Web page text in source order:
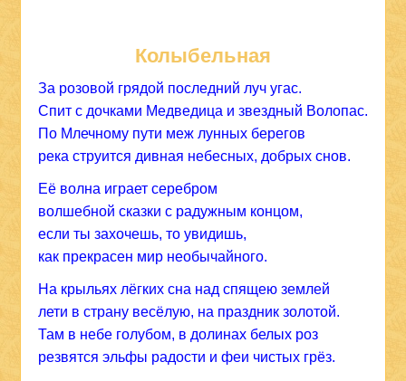
Колыбельная
За розовой грядой последний луч угас.
Спит с дочками Медведица и звездный Волопас.
По Млечному пути меж лунных берегов
река струится дивная небесных, добрых снов.
Её волна играет серебром
волшебной сказки с радужным концом,
если ты захочешь, то увидишь,
как прекрасен мир необычайного.
На крыльях лёгких сна над спящею землей
лети в страну весёлую, на праздник золотой.
Там в небе голубом, в долинах белых роз
резвятся эльфы радости и феи чистых грёз.